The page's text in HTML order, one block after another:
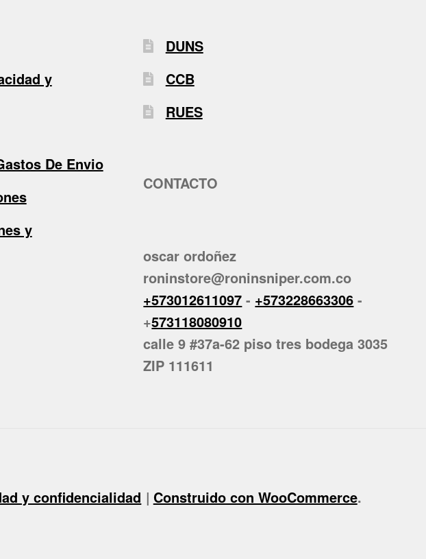
y
De Envio
y
DUNS
CCB
RUES
CONTACTO
oscar ordoñez
roninstore@roninsniper.com.co
+573012611097 - +573228663306 -
+573118080910
calle 9 #37a-62 piso tres bodega 3035
ZIP 111611
y confidencialidad
Construido con WooCommerce.